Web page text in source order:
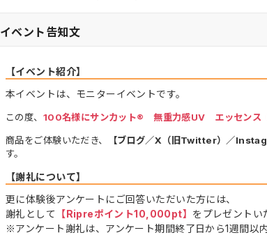
イベント告知文
【イベント紹介】
本イベントは、モニターイベントです。
この度、 100名様にサンカット® 無重力感UV エッセンス（
商品をご体験いただき、 【ブログ／X（旧Twitter）／
す。
【謝礼について】
更に体験後アンケートにご回答いただいた方には、
謝礼として
【Ripreポイント10,000pt】 をプレゼントい
※アンケート謝礼は、アンケート期間終了日から1週間以